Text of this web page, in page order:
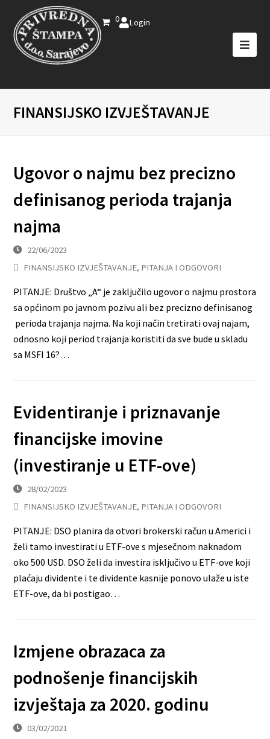
0 Login
FINANSIJSKO IZVJEŠTAVANJE
Ugovor o najmu bez precizno
definisanog perioda trajanja
najma
22/06/2023
FINANSIJSKO IZVJEŠTAVANJE, PITANJA I ODGOVORI
PITANJE: Društvo „A“ je zaključilo ugovor o najmu prostora
sa općinom po javnom pozivu ali bez precizno definisanog
perioda trajanja najma. Na koji način tretirati ovaj najam,
odnosno koji period trajanja koristiti da sve bude u skladu
sa MSFI 16?…
Evidentiranje i priznavanje
financijske imovine
(investiranje u ETF-ove)
28/02/2023
FINANSIJSKO IZVJEŠTAVANJE, PITANJA I ODGOVORI
PITANJE: DSO planira da otvori brokerski račun u Americi i
želi tamo investirati u ETF-ove s mjesečnom naknadom
oko 500 USD. DSO želi da investira isključivo u ETF-ove koji
plaćaju dividente i te dividente kasnije ponovo ulaže u iste
ETF-ove, da bi postigao…
Izmjene obrazaca za
podnošenje financijskih
izvještaja za 2020. godinu
03/02/2021